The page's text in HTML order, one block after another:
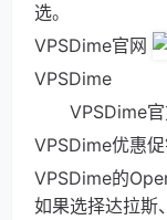
选。
VPSDime官网
VPSDime
VPSDime官
VPSDime优惠
VPSDime的
如果选择达拉斯